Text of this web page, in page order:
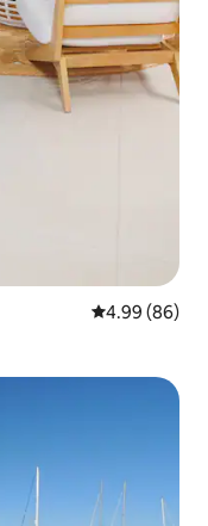
レビュー86件
4.99 (86)